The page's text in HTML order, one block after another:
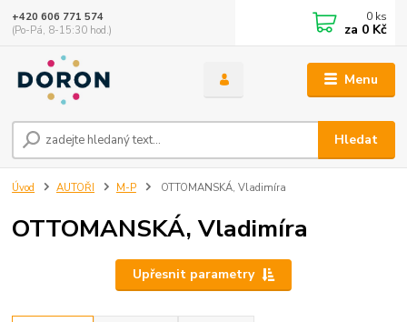
Menu
Hledat
+420 606 771 574
(Po-Pá, 8-15:30 hod.)
0 ks
za 0 Kč
Úvod AUTOŘI M-P OTTOMANSKÁ, Vladimíra
OTTOMANSKÁ, Vladimíra
Upřesnit parametry